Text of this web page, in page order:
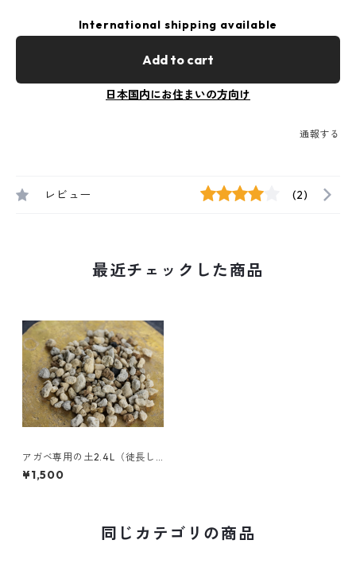
International shipping available
Add to cart
日本国内にお住まいの方向け
通報する
レビュー (2)
最近チェックした商品
アガベ専用の土2.4L（徒長し
にくいプレミアムブレンド用
土）
¥1,500
同じカテゴリの商品